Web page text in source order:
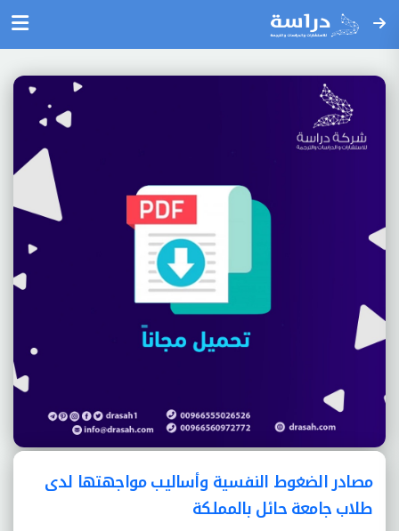
مصادر الضغوط النفسية وأساليب مواجهتها لدى
طلاب جامعة حائل بالمملكة